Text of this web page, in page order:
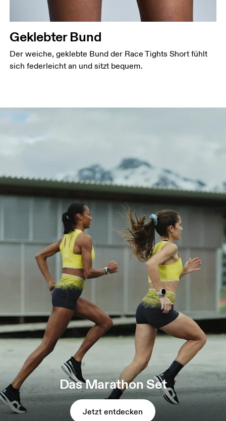
Geklebter Bund
Der weiche, geklebte Bund der Race Tights Short fühlt
sich federleicht an und sitzt bequem.
Das Marathon Set
Jetzt entdecken